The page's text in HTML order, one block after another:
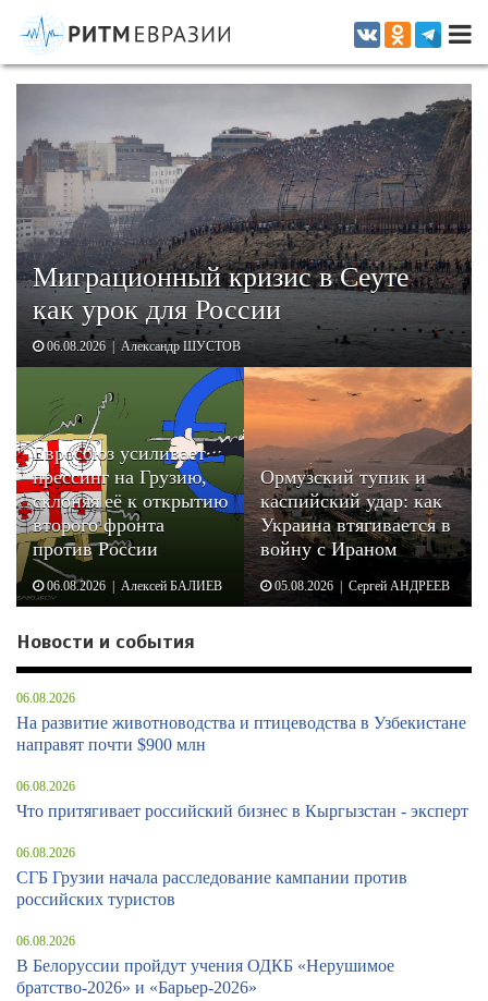
Информационно-аналитическое издание, посвященное актуальным
проблемам интеграции на постсоветском пространстве
Миграционный кризис в Сеуте
как урок для России
06.08.2026 | Александр ШУСТОВ
Евросоюз усиливает
прессинг на Грузию,
склоняя её к открытию
второго фронта
против России
06.08.2026 | Алексей БАЛИЕВ
Ормузский тупик и
каспийский удар: как
Украина втягивается в
войну с Ираном
05.08.2026 | Сергей АНДРЕЕВ
Новости и события
06.08.2026
На развитие животноводства и птицеводства в Узбекистане
направят почти $900 млн
06.08.2026
Что притягивает российский бизнес в Кыргызстан - эксперт
06.08.2026
СГБ Грузии начала расследование кампании против
российских туристов
06.08.2026
В Белоруссии пройдут учения ОДКБ «Нерушимое
братство-2026» и «Барьер-2026»